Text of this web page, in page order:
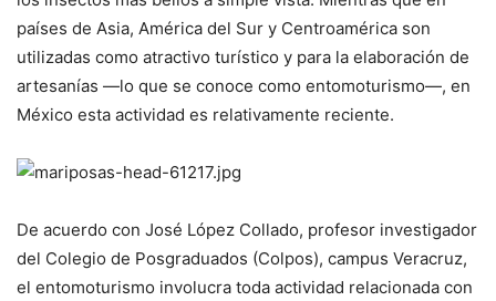
países de Asia, América del Sur y Centroamérica son
utilizadas como atractivo turístico y para la elaboración de
artesanías —lo que se conoce como entomoturismo—, en
México esta actividad es relativamente reciente.
De acuerdo con José López Collado, profesor investigador
del Colegio de Posgraduados (Colpos), campus Veracruz,
el entomoturismo involucra toda actividad relacionada con